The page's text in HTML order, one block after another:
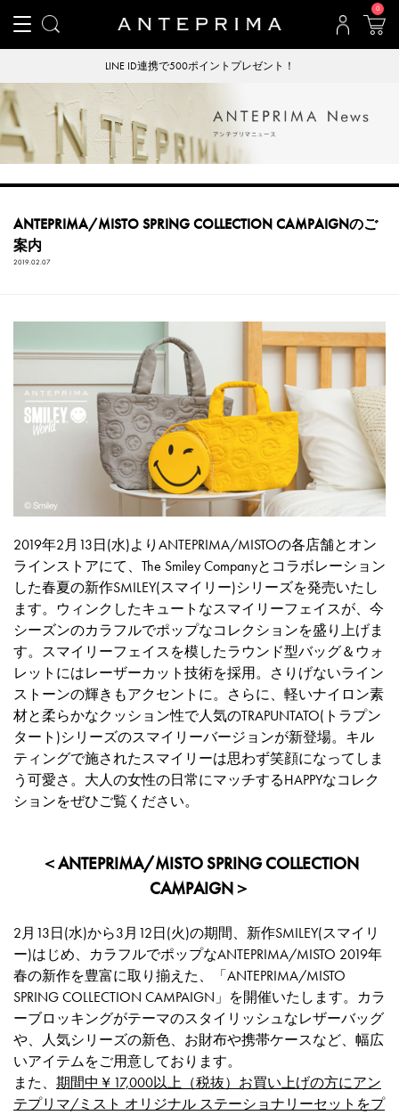
0
LINE ID連携で500ポイントプレゼント！
ANTEPRIMA/MISTO SPRING COLLECTION CAMPAIGNのご
案内
2019.02.07
2019年2月13日(水)よりANTEPRIMA/MISTOの各店舗とオン
ラインストアにて、The Smiley Companyとコラボレーション
した春夏の新作SMILEY(スマイリー)シリーズを発売いたし
ます。ウィンクしたキュートなスマイリーフェイスが、今
シーズンのカラフルでポップなコレクションを盛り上げま
す。スマイリーフェイスを模したラウンド型バッグ＆ウォ
レットにはレーザーカット技術を採用。さりげないライン
ストーンの輝きもアクセントに。さらに、軽いナイロン素
材と柔らかなクッション性で人気のTRAPUNTATO(トラプン
タート)シリーズのスマイリーバージョンが新登場。キル
ティングで施されたスマイリーは思わず笑顔になってしま
う可愛さ。大人の女性の日常にマッチするHAPPYなコレク
ションをぜひご覧ください。
＜ANTEPRIMA/MISTO SPRING COLLECTION
CAMPAIGN＞
2月13日(水)から3月12日(火)の期間、新作SMILEY(スマイリ
ー)はじめ、カラフルでポップなANTEPRIMA/MISTO 2019年
春の新作を豊富に取り揃えた、「ANTEPRIMA/MISTO
SPRING COLLECTION CAMPAIGN」を開催いたします。カラ
ーブロッキングがテーマのスタイリッシュなレザーバッグ
や、人気シリーズの新色、お財布や携帯ケースなど、幅広
いアイテムをご用意しております。
また、 期間中￥17,000以上（税抜）お買い上げの方にアン
テプリマ/ミスト オリジナル ステーショナリーセットをプ